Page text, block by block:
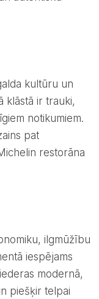
kultūru un
klāstā ir trauki,
notikumiem.
pat
restorāna
ilgmūžību
iespējams
modernā,
piešķir telpai